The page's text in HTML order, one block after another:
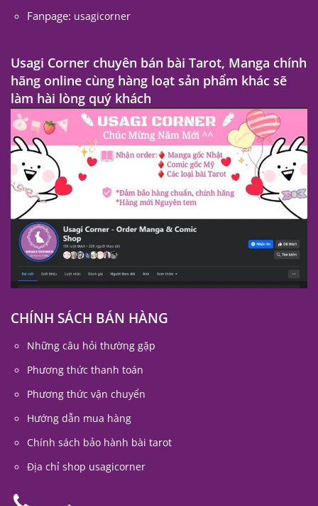
Fanpage: usagicorner
Usagi Corner chuyên bán bài Tarot, Manga chính
hãng online cùng hàng loạt sản phẩm khác sẽ
làm hài lòng quý khách
CHÍNH SÁCH BÁN HÀNG
Những câu hỏi thường gặp
Phương thức thanh toán
Phương thức vận chuyển
Hướng dẫn mua hàng
Chính sách bảo hành bài tarot
Địa chỉ shop usagicorner